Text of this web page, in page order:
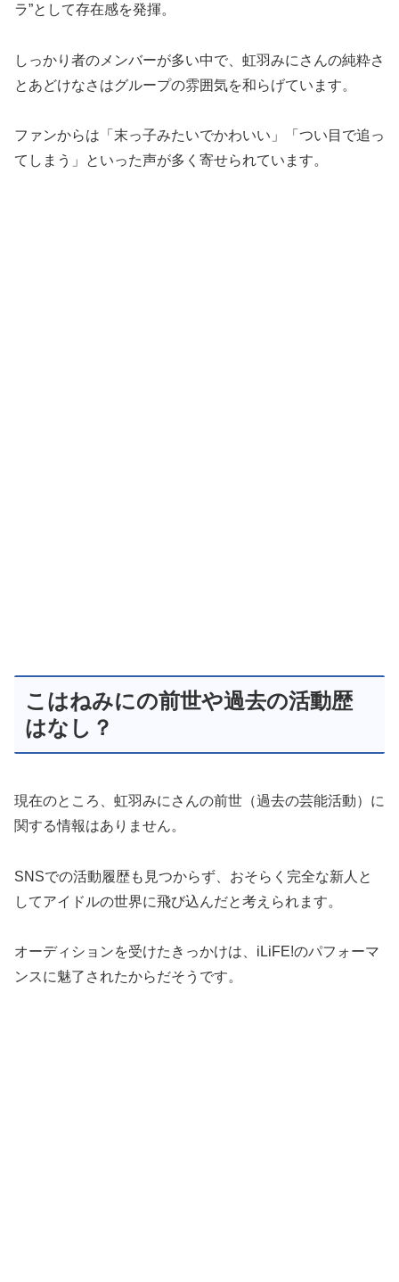
ラ”として存在感を発揮。
しっかり者のメンバーが多い中で、虹羽みにさんの純粋さ
とあどけなさはグループの雰囲気を和らげています。
ファンからは「末っ子みたいでかわいい」「つい目で追っ
てしまう」といった声が多く寄せられています。
こはねみにの前世や過去の活動歴
はなし？
現在のところ、虹羽みにさんの前世（過去の芸能活動）に
関する情報はありません。
SNSでの活動履歴も見つからず、おそらく完全な新人と
してアイドルの世界に飛び込んだと考えられます。
オーディションを受けたきっかけは、iLiFE!のパフォーマ
ンスに魅了されたからだそうです。